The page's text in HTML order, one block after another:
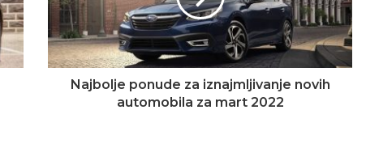
Najbolje ponude za iznajmljivanje novih
automobila za mart 2022